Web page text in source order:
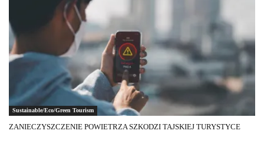
Sustainable/Eco/Green Tourism
ZANIECZYSZCZENIE POWIETRZA SZKODZI TAJSKIEJ TURYSTYCE